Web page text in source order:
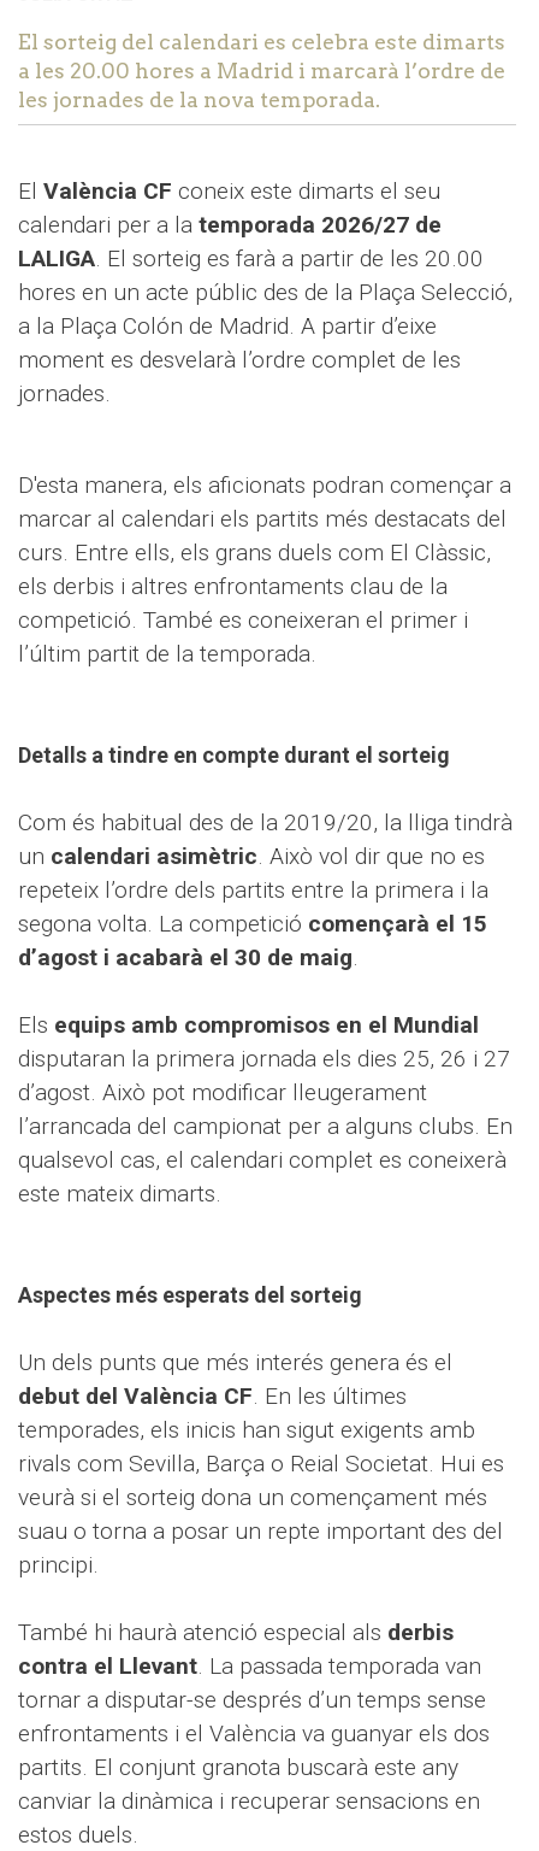
El sorteig del calendari es celebra este dimarts
a les 20.00 hores a Madrid i marcarà l’ordre de
les jornades de la nova temporada.
El València CF coneix este dimarts el seu
calendari per a la temporada 2026/27 de
LALIGA. El sorteig es farà a partir de les 20.00
hores en un acte públic des de la Plaça Selecció,
a la Plaça Colón de Madrid. A partir d’eixe
moment es desvelarà l’ordre complet de les
jornades.
D'esta manera, els aficionats podran començar a
marcar al calendari els partits més destacats del
curs. Entre ells, els grans duels com El Clàssic,
els derbis i altres enfrontaments clau de la
competició. També es coneixeran el primer i
l’últim partit de la temporada.
Detalls a tindre en compte durant el sorteig
Com és habitual des de la 2019/20, la lliga tindrà
un calendari asimètric. Això vol dir que no es
repeteix l’ordre dels partits entre la primera i la
segona volta. La competició començarà el 15
d’agost i acabarà el 30 de maig.
Els equips amb compromisos en el Mundial
disputaran la primera jornada els dies 25, 26 i 27
d’agost. Això pot modificar lleugerament
l’arrancada del campionat per a alguns clubs. En
qualsevol cas, el calendari complet es coneixerà
este mateix dimarts.
Aspectes més esperats del sorteig
Un dels punts que més interés genera és el
debut del València CF. En les últimes
temporades, els inicis han sigut exigents amb
rivals com Sevilla, Barça o Reial Societat. Hui es
veurà si el sorteig dona un començament més
suau o torna a posar un repte important des del
principi.
També hi haurà atenció especial als derbis
contra el Llevant. La passada temporada van
tornar a disputar-se després d’un temps sense
enfrontaments i el València va guanyar els dos
partits. El conjunt granota buscarà este any
canviar la dinàmica i recuperar sensacions en
estos duels.